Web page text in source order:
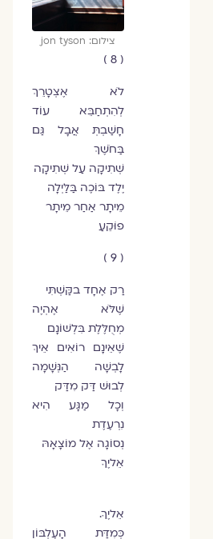
צילום: jon tyson
לֹא אֶצְטָרֵךְ
לְהִתְחַבֵּא עוֹד
חָשַׁבְתְּ אֲבָל גַּם
בַּחֹשֶׁךְ
שְׁתִיקָה עַל שְׁתִיקָה
יֶלֶד בּוֹכֶה בַּלַּיְלָה
מֵיתָר אַחַר מֵיתָר
פוֹּקֵעַ
רַק אֶחָד בקִַּּשְׁתִּי
שֶׁלֹּא אֶהְיֶה
מְחֻלֶּלֶת בִּלְשׁוֹנָם
שֶׁאֵינָם רוֹאִים אֵיךְ
לָבְשָׁה הַנְּשָׁמָה
לְבוּשׁ דַּק מִדַּק
וְכָל מַגָּע הִיא
נִרְעֶדֶת
נְסוֹגָה אֶל מוֹצָאָהּ
אֵליֶךָ
אֵליֶךָ.
כְּמִדַּת הָעֶלְבּוֹן